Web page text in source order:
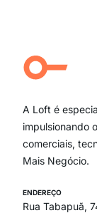
Campo Belo
Ipiranga
Paraíso
Itaim Bibi
A Loft é
impulsionando
comerciais,
Mais Negócio.
ENDEREÇO
Rua Tabapuã,